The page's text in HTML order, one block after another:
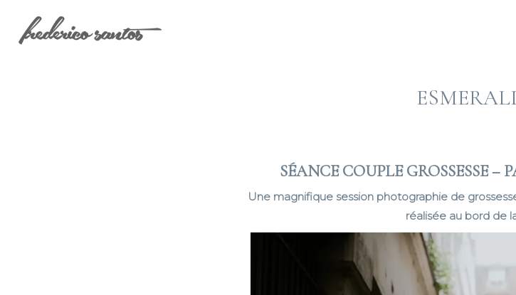
SÉANCE COUPLE GROSSESSE –
Une magnifique session photographie de
réalisée au bord de